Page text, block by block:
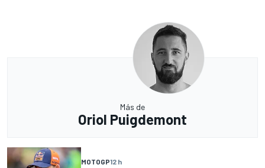
Más de
Oriol Puigdemont
MOTOGP12 h